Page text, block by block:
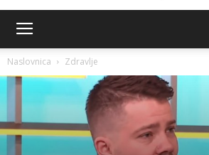
INFO
Naslovnica Zdravlje